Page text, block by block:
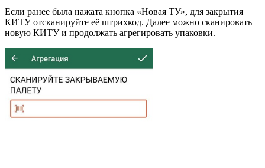
Если ранее была нажата кнопка «Новая ТУ», для закрытия
КИТУ отсканируйте её штрихкод. Далее можно сканировать
новую КИТУ и продолжать агрегировать упаковки.